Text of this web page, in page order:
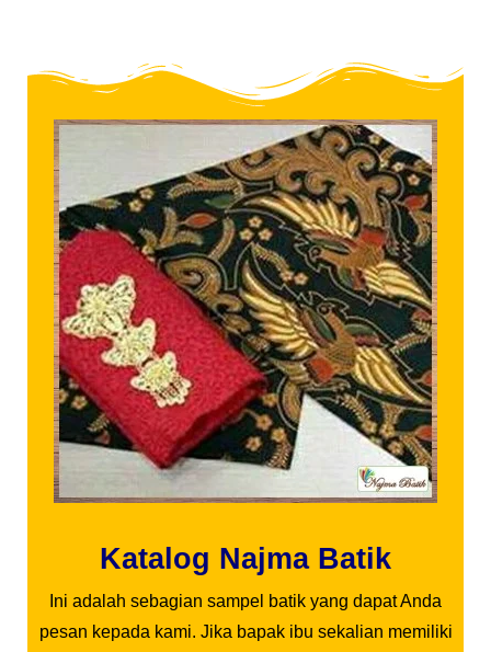
Katalog Najma Batik
Ini adalah sebagian sampel batik yang dapat Anda
pesan kepada kami. Jika bapak ibu sekalian memiliki